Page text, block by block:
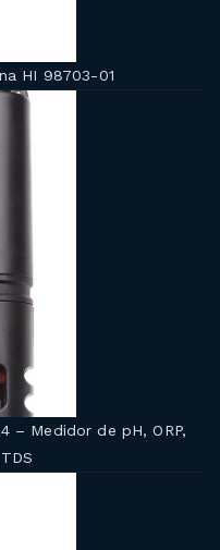
HI 98703-01
– Medidor de pH, ORP,